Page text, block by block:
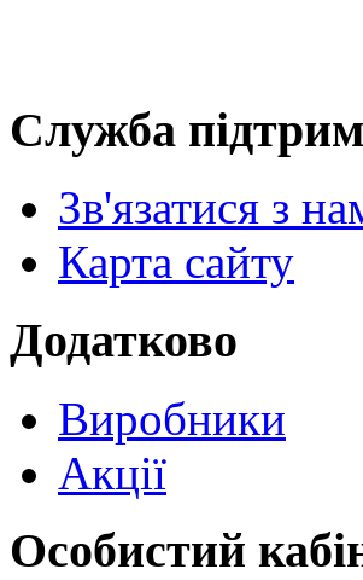
Служба
Зв'язатися з
Карта сайту
Додатково
Виробники
Акції
Особистий